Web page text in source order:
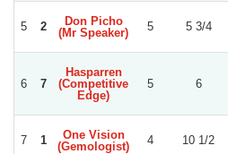
5 2
Don Picho
(Mr Speaker)
5 5 3/4
6 7
Hasparren
(Competitive
Edge)
5 6
7 1
One Vision
(Gemologist)
4 10 1/2